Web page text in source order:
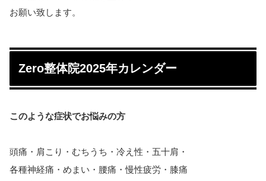
お願い致します。
Zero整体院2025年カレンダー
このような症状でお悩みの方
頭痛・肩こり・むちうち・冷え性・五十肩・
各種神経痛・めまい・腰痛・慢性疲労・膝痛